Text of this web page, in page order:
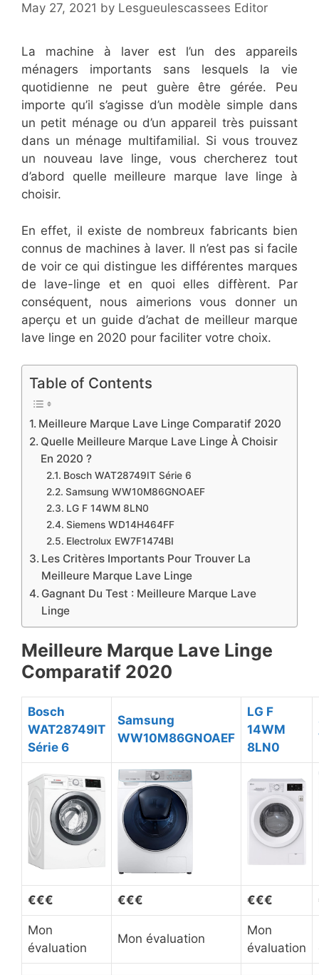
May 27, 2021 by Lesgueulescassees Editor
La machine à laver est l’un des appareils
ménagers importants sans lesquels la vie
quotidienne ne peut guère être gérée. Peu
importe qu’il s’agisse d’un modèle simple dans
un petit ménage ou d’un appareil très puissant
dans un ménage multifamilial. Si vous trouvez
un nouveau lave linge, vous chercherez tout
d’abord quelle meilleure marque lave linge à
choisir.
En effet, il existe de nombreux fabricants bien
connus de machines à laver. Il n’est pas si facile
de voir ce qui distingue les différentes marques
de lave-linge et en quoi elles diffèrent. Par
conséquent, nous aimerions vous donner un
aperçu et un guide d’achat de meilleur marque
lave linge en 2020 pour faciliter votre choix.
Table of Contents
Meilleure Marque Lave Linge Comparatif 2020
Quelle Meilleure Marque Lave Linge À Choisir
En 2020 ?
Bosch WAT28749IT Série 6
Samsung WW10M86GNOAEF
LG F 14WM 8LN0
Siemens WD14H464FF
Electrolux EW7F1474BI
Les Critères Importants Pour Trouver La
Meilleure Marque Lave Linge
​Gagnant Du Test : Meilleure Marque Lave
Linge
Meilleure Marque Lave Linge
Comparatif 2020
Bosch
WAT28749IT
Série 6
Samsung
WW10M86GNOAEF
LG F
14WM
8LN0
€€€ €€€ €€€
Mon
évaluation
Mon évaluation
Mon
évaluation